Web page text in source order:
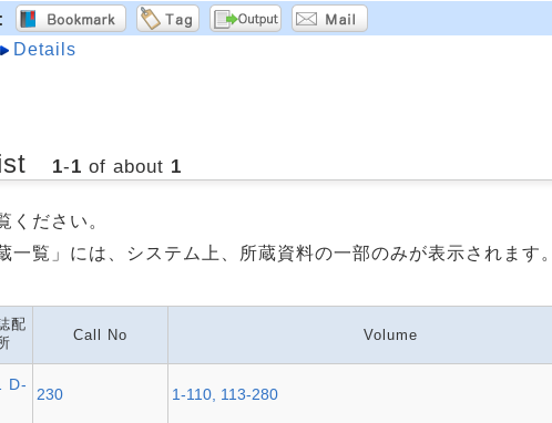
Details
1-1 of about 1
ください。
一覧」には、システム上、所蔵資料の一部のみが表示されます。
配
Call No Volume
D-
230 1-110, 113-280